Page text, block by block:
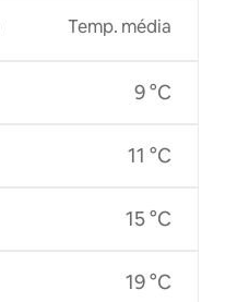
Temp. média
9 °C
11 °C
15 °C
19 °C